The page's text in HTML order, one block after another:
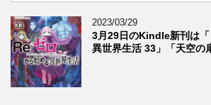
2023/03/29
3月29日のKindle新刊は
異世界生活 33」「天空